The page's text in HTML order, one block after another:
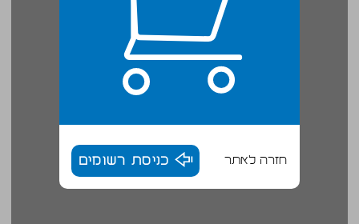
חזרה לאתר כניסת רשומים